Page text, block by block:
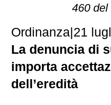
460 del
Ordinanza|21
La denuncia di
importa
dell’eredità